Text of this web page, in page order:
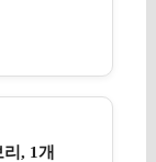
, 1개